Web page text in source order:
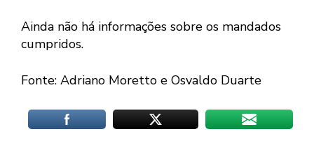
Ainda não há informações sobre os mandados
cumpridos.
Fonte: Adriano Moretto e Osvaldo Duarte